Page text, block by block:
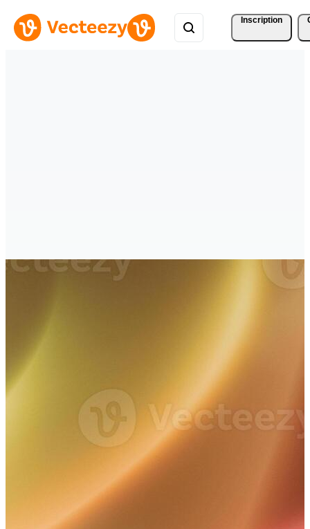
Inscription